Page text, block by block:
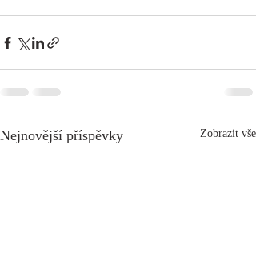
Nejnovější příspěvky Zobrazit vše